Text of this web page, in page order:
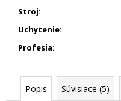
Stroj:
Uchytenie:
Profesia:
Popis Súvisiace (5)